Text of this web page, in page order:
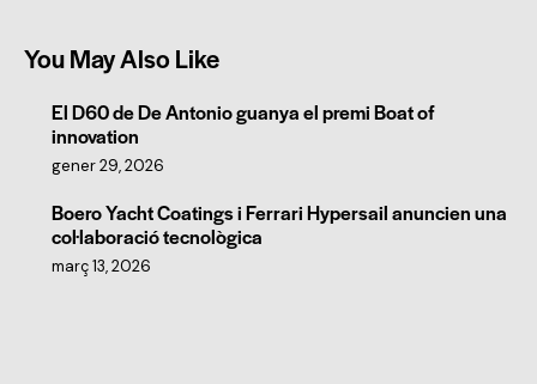
You May Also Like
El D60 de De Antonio guanya el premi Boat of
innovation
gener 29, 2026
Boero Yacht Coatings i Ferrari Hypersail anuncien una
col·laboració tecnològica
març 13, 2026